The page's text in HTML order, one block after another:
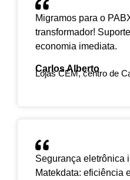
Atualizações
manutenção
filas de atendimento e
gerenciado online.
Migramos para o
transformador!
economia imediata.
Carlos Alberto
Lojas CEM, centro de
Segurança eletrônica
Matekdata: eficiência